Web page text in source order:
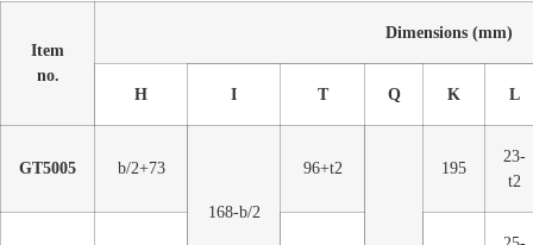
Item
no.
Dimensions (mm)
H I T Q K L
GT5005 b/2+73
168-b/2
96+t2 195
23-
t2